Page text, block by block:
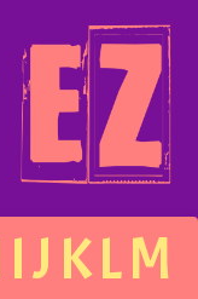
IJ KLM